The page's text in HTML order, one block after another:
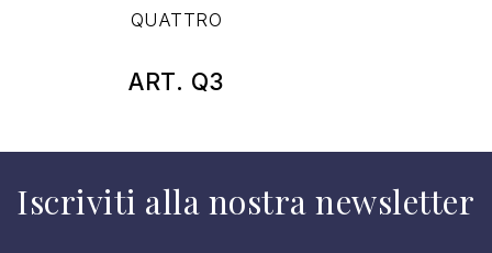
QUATTRO
ART. Q3
Iscriviti alla nostra newsletter